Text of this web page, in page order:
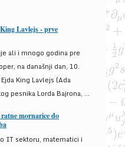
Lavlejs - prve
ali i mnogo godina pre
na današnji dan, 10.
King Lavlejs (Ada
pesnika Lorda Bajrona, ...
mornarice do
IT sektoru, matematici i